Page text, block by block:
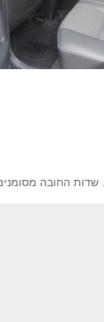
שדות החובה